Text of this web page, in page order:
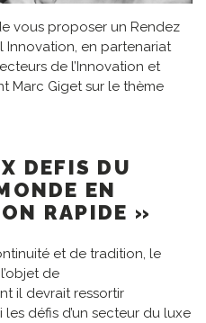
vous proposer un Rendez
Innovation, en partenariat
de l’Innovation et
Marc Giget sur le thème
DEFIS DU
EN
RAPIDE »
et de tradition, le
de
il devrait ressortir
défis d’un secteur du luxe